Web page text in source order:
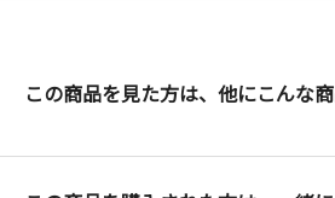
この商品を見た方は、他にこんな